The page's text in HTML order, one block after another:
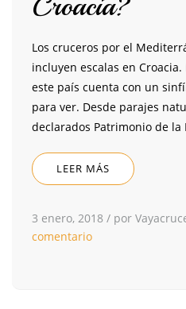
Los cruceros por el
incluyen escalas en
este país cuenta con un
para ver. Desde parajes
declarados Patrimonio de
LEER MÁS
3 enero, 2018 / por
comentario